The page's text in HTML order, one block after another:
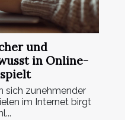
und
in Online-
sich zunehmender
im Internet birgt